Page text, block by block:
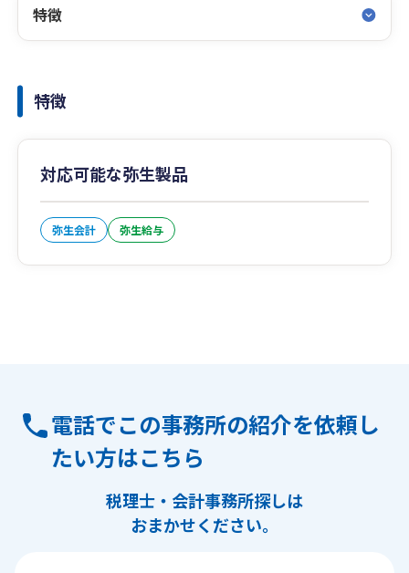
特徴
特徴
対応可能な弥生製品
弥生会計 弥生給与
電話でこの事務所の紹介を依頼し
たい方はこちら
税理士・会計事務所探しは
おまかせください。